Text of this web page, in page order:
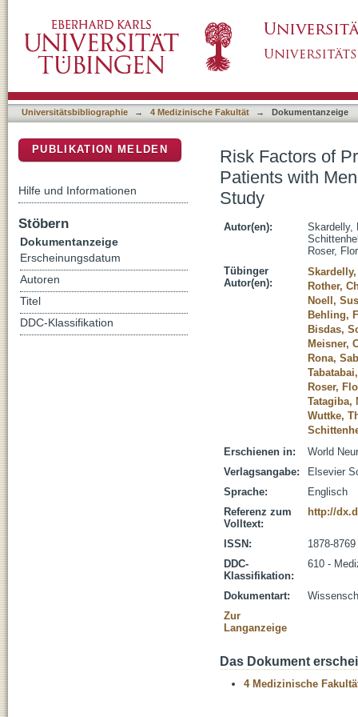
Retrospective Single-Center Cohort Study
Universitätsbibliographie → 4 Medizinische Fakultät → Dokumentanzeige
Risk Factors of
Patients with
Study
Autor(en):
Skardelly,
Roser,
Tübinger
Autor(en):
Rother,
Noell,
Behling,
Bisdas,
Meisner,
Rona,
Roser,
Tatagiba,
Wuttke,
Erschienen in:
World
Verlagsangabe:
Elsevier
Sprache:
Englisch
Referenz zum
Volltext:
http://
ISSN:
1878-8769
DDC-
Klassifikation:
610 -
Dokumentart:
Zur
Langanzeige
Das Dokument
4 Medizinische
PUBLIKATION MELDEN
Hilfe und Informationen
Stöbern
Dokumentanzeige
Erscheinungsdatum
Autoren
Titel
DDC-Klassifikation